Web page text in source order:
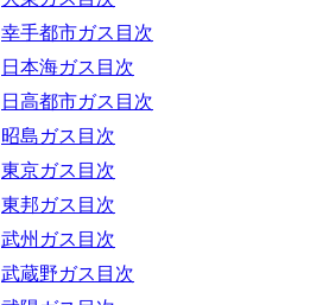
幸手都市ガス目次
日本海ガス目次
日高都市ガス目次
昭島ガス目次
東京ガス目次
東邦ガス目次
武州ガス目次
武蔵野ガス目次